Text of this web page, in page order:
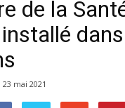
de la
23 mai 2021